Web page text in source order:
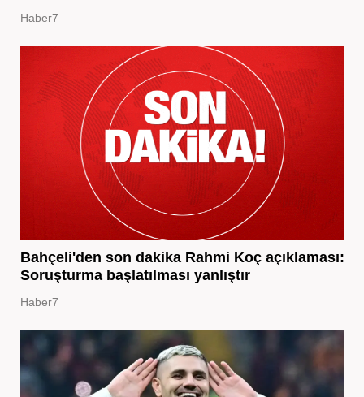
Haber7
Bahçeli'den son dakika Rahmi Koç açıklaması:
Soruşturma başlatılması yanlıştır
Haber7